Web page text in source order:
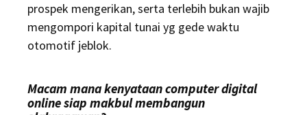
prospek mengerikan, serta terlebih bukan wajib
mengompori kapital tunai yg gede waktu
otomotif jeblok.
Macam mana kenyataan computer digital
online siap makbul membangun